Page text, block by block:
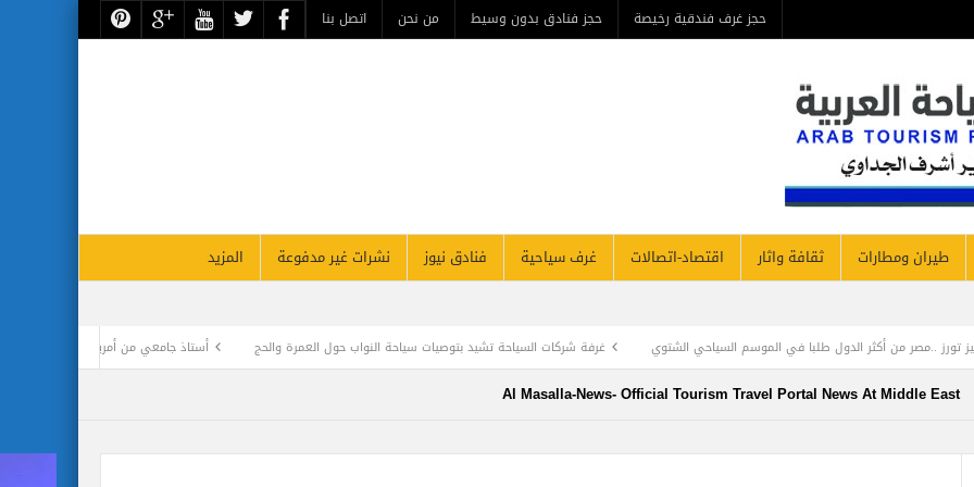
حجز غرف فندقية رخيصة حجز فنادق بدون وسيط من نحن اتصل بنا
طيران ومطارات ثقافة واثار اقتصاد-اتصالات غرف سياحية فنادق نيوز نشرات غير مدفوعة
المزيد
الدول طلبا في الموسم السياحي الشتوي غرفة شركات السياحة تشيد بتوصيات سياحة النواب حول العمرة والحج
أستاذ جامعي من أمريكية الشارقة يطور تقنيات جديدة
Al Masalla-News- Official Tourism Travel Portal News At Middle East